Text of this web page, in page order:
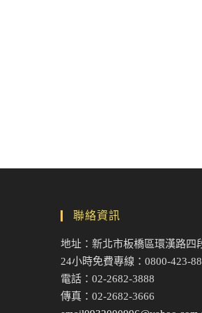
聯絡資訊
地址：新北市板橋區環漢路四
24小時免費專線：0800-423-
電話：02-2682-3888
傳真：02-2682-3666